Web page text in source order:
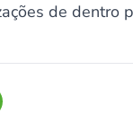
de dentro